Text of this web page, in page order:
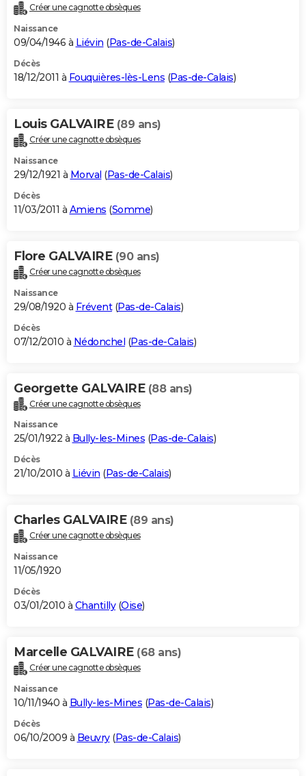
Créer une cagnotte obsèques
Naissance
09/04/1946 à Liévin (Pas-de-Calais)
Décès
18/12/2011 à Fouquières-lès-Lens (Pas-de-Calais)
Louis GALVAIRE (89 ans)
Créer une cagnotte obsèques
Naissance
29/12/1921 à Morval (Pas-de-Calais)
Décès
11/03/2011 à Amiens (Somme)
Flore GALVAIRE (90 ans)
Créer une cagnotte obsèques
Naissance
29/08/1920 à Frévent(Pas-de-Calais)
Décès
07/12/2010 à Nédonchel (Pas-de-Calais)
Georgette GALVAIRE (88 ans)
Créer une cagnotte obsèques
Naissance
25/01/1922 à Bully-les-Mines (Pas-de-Calais)
Décès
21/10/2010 à Liévin (Pas-de-Calais)
Charles GALVAIRE (89 ans)
Créer une cagnotte obsèques
Naissance
11/05/1920
Décès
03/01/2010 à Chantilly(Oise)
Marcelle GALVAIRE (68 ans)
Créer une cagnotte obsèques
Naissance
10/11/1940 à Bully-les-Mines (Pas-de-Calais)
Décès
06/10/2009 à Beuvry(Pas-de-Calais)